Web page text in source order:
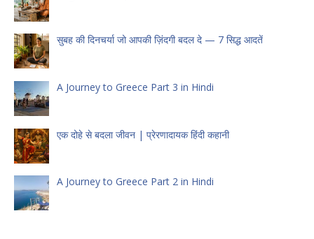
सुबह की दिनचर्या जो आपकी ज़िंदगी बदल दे — 7 सिद्ध आदतें
A Journey to Greece Part 3 in Hindi
एक दोहे से बदला जीवन | प्रेरणादायक हिंदी कहानी
A Journey to Greece Part 2 in Hindi